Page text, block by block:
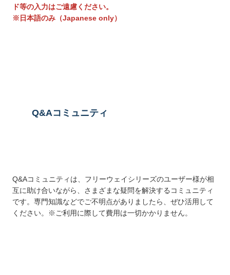
ド等の入力はご遠慮ください。
※日本語のみ（Japanese only）
Q&Aコミュニティ
Q&Aコミュニティは、フリーウェイシリーズのユーザー様が相
互に助け合いながら、さまざまな疑問を解決するコミュニティ
です。専門知識などでご不明点がありましたら、ぜひ活用して
ください。※ご利用に際して費用は一切かかりません。